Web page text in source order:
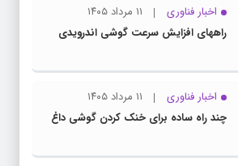
اخبار فناوری
۱۱ مرداد ۱۴۰۵
راههای افزایش سرعت گوشی اندرویدی
اخبار فناوری
۱۱ مرداد ۱۴۰۵
چند راه‌ ساده برای خنک کردن گوشی داغ